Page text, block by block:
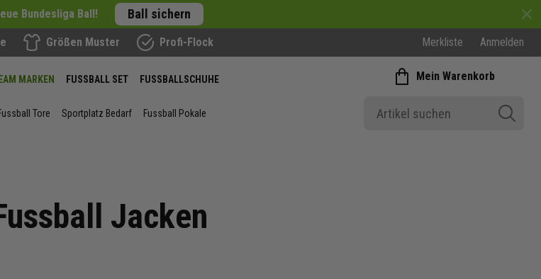
Bundesliga Ball! Ball sichern
Größen Muster Profi-Flock Merkliste Anmelden
MARKEN FUSSBALL SET FUSSBALLSCHUHE
Tore Sportplatz Bedarf Fussball Pokale
Mein Warenkorb
Jacken